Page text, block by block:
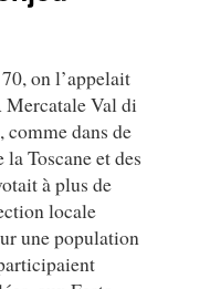
on l’appelait
Mercatale Val di
comme dans de
Toscane et des
à plus de
locale
une population